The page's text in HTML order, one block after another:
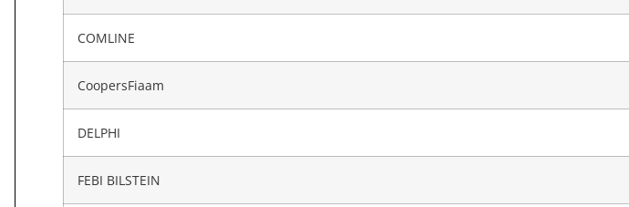
COMLINE
CoopersFiaam
DELPHI
FEBI BILSTEIN